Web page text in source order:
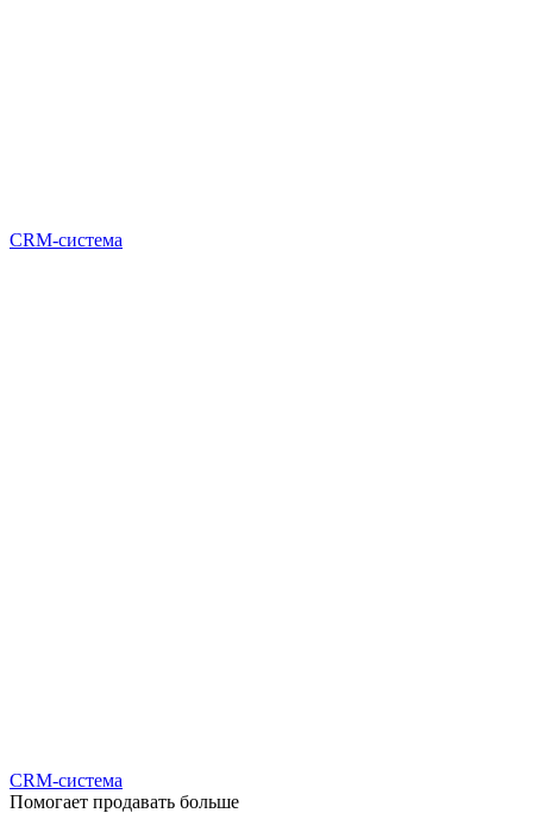
CRM-система
CRM-система
Помогает продавать больше